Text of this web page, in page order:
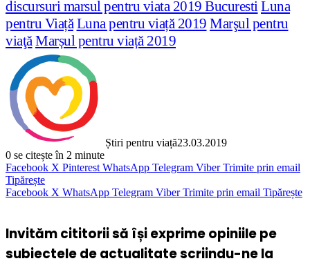
discursuri marsul pentru viata 2019 Bucuresti Luna
pentru Viață Luna pentru viață 2019 Marşul pentru
viaţă Marșul pentru viață 2019
Știri pentru viață23.03.2019
0 se citește în 2 minute
Facebook X Pinterest WhatsApp Telegram Viber Trimite prin email
Tipărește
Facebook X WhatsApp Telegram Viber Trimite prin email Tipărește
Invităm cititorii să își exprime opiniile pe
subiectele de actualitate scriindu-ne la